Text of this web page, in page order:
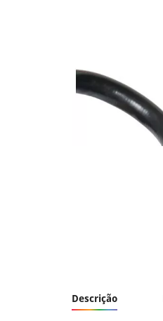
Descrição